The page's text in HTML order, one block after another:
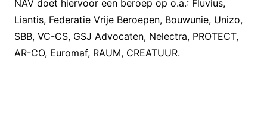
NAV doet hiervoor een beroep op o.a.: Fluvius,
Liantis, Federatie Vrije Beroepen, Bouwunie, Unizo,
SBB, VC-CS, GSJ Advocaten, Nelectra, PROTECT,
AR-CO, Euromaf, RAUM, CREATUUR.